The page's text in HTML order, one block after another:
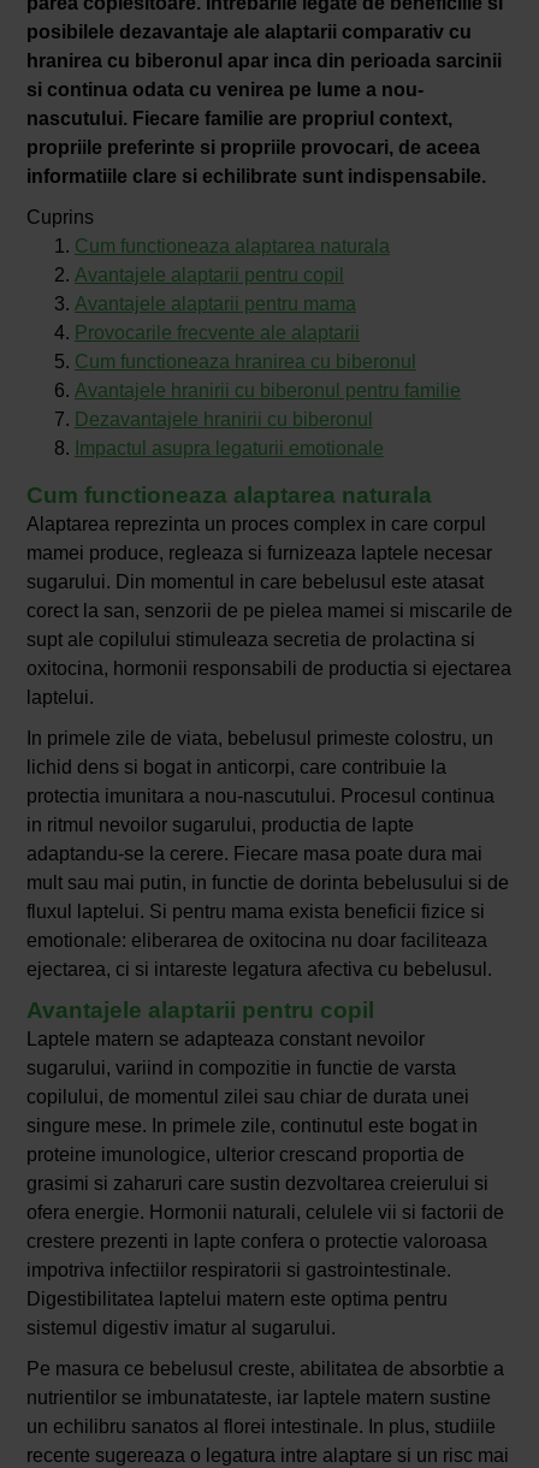
posibilele dezavantaje ale alaptarii comparativ cu
hranirea cu biberonul apar inca din perioada sarcinii
si continua odata cu venirea pe lume a nou-
nascutului. Fiecare familie are propriul context,
propriile preferinte si propriile provocari, de aceea
informatiile clare si echilibrate sunt indispensabile.
Cuprins
Cum functioneaza alaptarea naturala
Avantajele alaptarii pentru copil
Avantajele alaptarii pentru mama
Provocarile frecvente ale alaptarii
Cum functioneaza hranirea cu biberonul
Avantajele hranirii cu biberonul pentru familie
Dezavantajele hranirii cu biberonul
Impactul asupra legaturii emotionale
Cum functioneaza alaptarea naturala
Alaptarea reprezinta un proces complex in care corpul
mamei produce, regleaza si furnizeaza laptele necesar
sugarului. Din momentul in care bebelusul este atasat
corect la san, senzorii de pe pielea mamei si miscarile de
supt ale copilului stimuleaza secretia de prolactina si
oxitocina, hormonii responsabili de productia si ejectarea
laptelui.
In primele zile de viata, bebelusul primeste colostru, un
lichid dens si bogat in anticorpi, care contribuie la
protectia imunitara a nou-nascutului. Procesul continua
in ritmul nevoilor sugarului, productia de lapte
adaptandu-se la cerere. Fiecare masa poate dura mai
mult sau mai putin, in functie de dorinta bebelusului si de
fluxul laptelui. Si pentru mama exista beneficii fizice si
emotionale: eliberarea de oxitocina nu doar faciliteaza
ejectarea, ci si intareste legatura afectiva cu bebelusul.
Avantajele alaptarii pentru copil
Laptele matern se adapteaza constant nevoilor
sugarului, variind in compozitie in functie de varsta
copilului, de momentul zilei sau chiar de durata unei
singure mese. In primele zile, continutul este bogat in
proteine imunologice, ulterior crescand proportia de
grasimi si zaharuri care sustin dezvoltarea creierului si
ofera energie. Hormonii naturali, celulele vii si factorii de
crestere prezenti in lapte confera o protectie valoroasa
impotriva infectiilor respiratorii si gastrointestinale.
Digestibilitatea laptelui matern este optima pentru
sistemul digestiv imatur al sugarului.
Pe masura ce bebelusul creste, abilitatea de absorbtie a
nutrientilor se imbunatateste, iar laptele matern sustine
un echilibru sanatos al florei intestinale. In plus, studiile
recente sugereaza o legatura intre alaptare si un risc mai